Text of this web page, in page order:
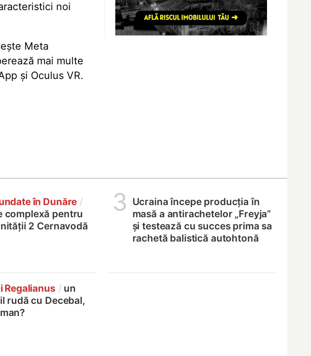
noi
Meta
mai multe
și Oculus VR.
în Dunăre /
complexă pentru
2 Cernavodă
3
Ucraina începe producția în
masă a antirachetelor „Freyja”
și testează cu succes prima sa
rachetă balistică autohtonă
Regalianus / un
rudă cu Decebal,